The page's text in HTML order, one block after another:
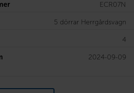
ECR07N
5 dörrar Herrgårdsvagn
4
2024-09-09